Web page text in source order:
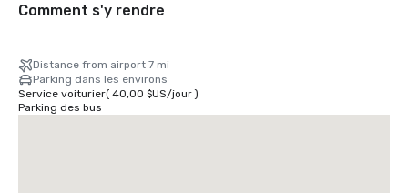
Comment s'y rendre
Distance from airport 7 mi
Parking dans les environs
Service voiturier( 40,00 $US/jour)
Parking des bus